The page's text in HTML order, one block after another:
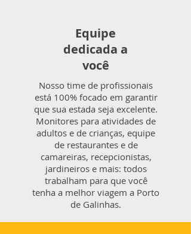
Equipe
dedicada a
você
Nosso time de profissionais
está 100% focado em garantir
que sua estada seja excelente.
Monitores para atividades de
adultos e de crianças, equipe
de restaurantes e de
camareiras, recepcionistas,
jardineiros e mais: todos
trabalham para que você
tenha a melhor viagem a Porto
de Galinhas.